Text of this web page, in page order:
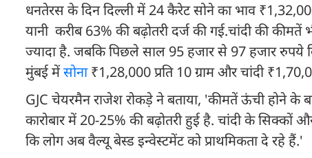
धनतेरस के दिन दिल्ली में 24 कैरेट सोने का भाव
यानी करीब 63% की बढ़ोतरी दर्ज की गई.चांदी की
ज्यादा है. जबकि पिछले साल 95 हजार से 97 हजार रुपये
मुंबई मेंसोना₹1,28,000 प्रति 10 ग्राम और चांदी
GJC चेयरमैन राजेश रोकड़े ने बताया, 'कीमतें ऊंची होने के
कारोबार में 20-25% की बढ़ोतरी हुई है. चांदी के सिक्कों
कि लोग अब वैल्यू बेस्ड इन्वेस्टमेंट को प्राथमिकता दे रहे हैं.'